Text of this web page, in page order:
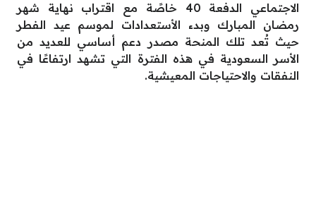
الاجتماعي الدفعة 40 خاصًة مع اقتراب نهاية شهر
رمضان المبارك وبدء الأستعدادات لموسم عيد الفطر
حيث تُعد تلك المنحة مصدر دعم أساسي للعديد من
الأسر السعودية في هذه الفترة التي تشهد ارتفاعًا في
النفقات والاحتياجات المعيشية.